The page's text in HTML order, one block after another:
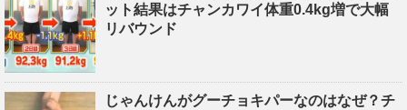
ット結果はチャンカワイ体重0.4kg増で大幅
リバウンド
じゃんけんがグーチョキパーなのはなぜ？チ